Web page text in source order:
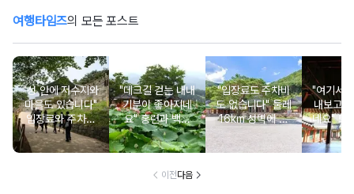
여행타임즈의 모든 포스트
"성 안에 저수지와
마을도 있습니다"
입장료와 주차비
도 무료인 성벽 산
책 코스
"데크길 걷는 내내
기분이 좋아지네
요" 홍련과 백련
연꽃이 가득한 입
장료 무료 여행지
"입장료도 주차비
도 없습니다" 둘레
16km 성벽에 쌓
포 명소
"여기서
내보고
네요" 퇴
직접 지
명해
이전다음